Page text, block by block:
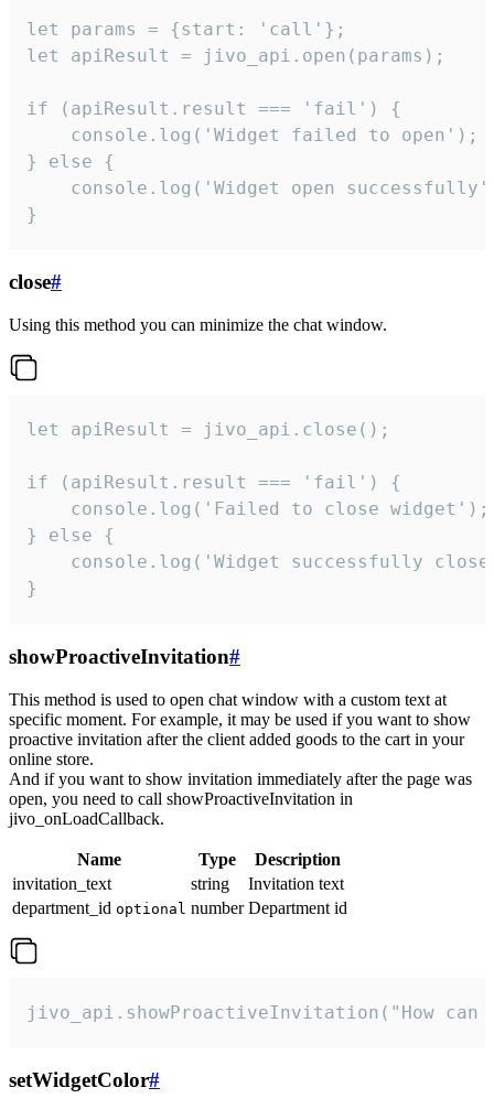
let params = {start: 'call'};
let apiResult = jivo_api.open(params);
if (apiResult.result === 'fail') {
    console.log('Widget failed to open');
} else {
console.log('Widget open
}
close#
Using this method you can minimize the chat window.
let apiResult = jivo_api.close();
if (apiResult.result === 'fail') {
    console.log('Failed to close widget');
} else {
console.log('Widget successfully
}
showProactiveInvitation#
This method is used to open chat window with a custom text at
specific moment. For example, it may be used if you want to show
proactive invitation after the client added goods to the cart in your
online store.
And if you want to show invitation immediately after the page was
open, you need to call showProactiveInvitation in
jivo_onLoadCallback.
Name Type
Description
invitation_text
string
Invitation text
department_id optional number Department id
jivo_api.showProactiveInvitation("How
setWidgetColor#